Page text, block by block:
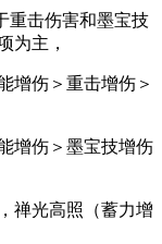
击伤害和墨宝技
为主，
伤＞重击增伤＞
伤＞墨宝技增伤
光高照（蓄力增